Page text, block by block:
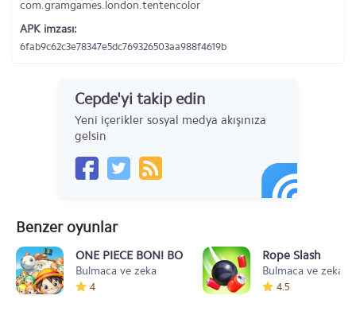
com.gramgames.london.tentencolor
APK imzası:
6fab9c62c3e78347e5dc769326503aa988f4619b
Cepde'yi takip edin
Yeni içerikler sosyal medya akışınıza
gelsin
Benzer oyunlar
ONE PIECE BON! BON! JOURNEY!!
Bulmaca ve zeka
4
Rope Slash
Bulmaca ve zeka
4.5